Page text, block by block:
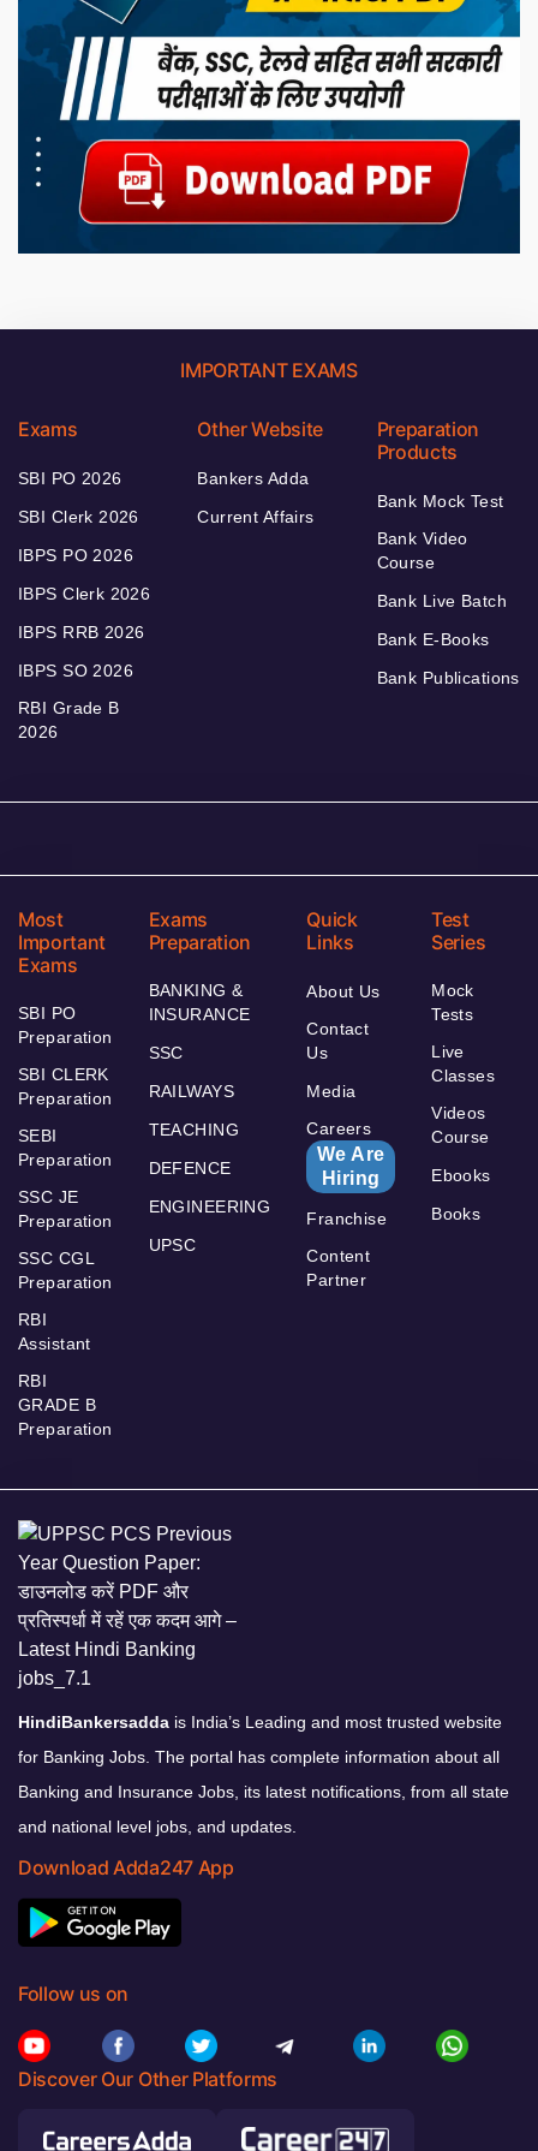
IMPORTANT EXAMS
Exams
SBI PO 2026
SBI Clerk 2026
IBPS PO 2026
IBPS Clerk 2026
IBPS RRB 2026
IBPS SO 2026
RBI Grade B
2026
Other Website
Bankers Adda
Current Affairs
Preparation
Products
Bank Mock Test
Bank Video
Course
Bank Live Batch
Bank E-Books
Bank Publications
Most
Important
Exams
SBI PO
Preparation
SBI CLERK
Preparation
SEBI
Preparation
SSC JE
Preparation
SSC CGL
Preparation
RBI
Assistant
RBI
GRADE B
Preparation
Exams
Preparation
BANKING &
INSURANCE
SSC
RAILWAYS
TEACHING
DEFENCE
ENGINEERING
UPSC
Quick
Links
About Us
Contact
Us
Media
Careers
We Are
Hiring
Franchise
Content
Partner
Test
Series
Mock
Tests
Live
Classes
Videos
Course
Ebooks
Books
HindiBankersadda is India’s Leading and most trusted website
for Banking Jobs. The portal has complete information about all
Banking and Insurance Jobs, its latest notifications, from all state
and national level jobs, and updates.
Download Adda247 App
Follow us on
Discover Our Other Platforms